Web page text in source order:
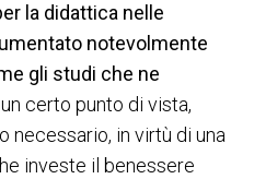
la didattica nelle
notevolmente
gli studi che ne
un certo punto di vista,
necessario, in virtù di una
investe il benessere